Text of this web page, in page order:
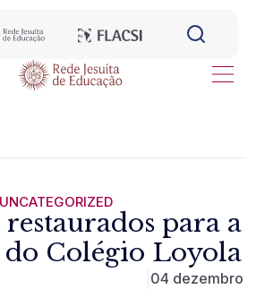
UNCATEGORIZED
para a
Colégio Loyola
04 dezembro